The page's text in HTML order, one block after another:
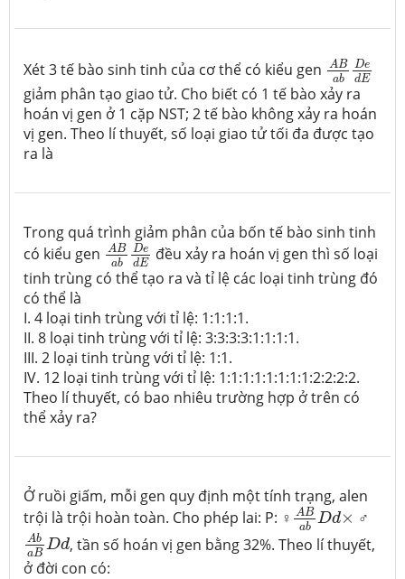
Xét 3 tế bào sinh tinh của cơ thể có kiểu gen AB
ab
De
dE
ABabD
giảm phân tạo giao tử. Cho biết có 1 tế bào xảy ra
hoán vị gen ở 1 cặp NST; 2 tế bào không xảy ra hoán
vị gen. Theo lí thuyết, số loại giao tử tối đa được tạo
ra là
Trong quá trình giảm phân của bốn tế bào sinh tinh
có kiểu gen
AB
ab
De
dE
ABabDedE
đều xảy ra hoán vị gen thì số loại
tinh trùng có thể tạo ra và tỉ lệ các loại tinh trùng đó
có thể là
I. 4 loại tinh trùng với tỉ lệ: 1:1:1:1.
II. 8 loại tinh trùng với tỉ lệ: 3:3:3:3:1:1:1:1.
III. 2 loại tinh trùng với tỉ lệ: 1:1.
IV. 12 loại tinh trùng với tỉ lệ: 1:1:1:1:1:1:1:1:2:2:2:2.
Theo lí thuyết, có bao nhiêu trường hợp ở trên có
thể xảy ra?
Ở ruồi giấm, mỗi gen quy định một tính trạng, alen
trội là trội hoàn toàn. Cho phép lai: P: ♀ AB
ab Dd×
ABabDd×
♂
Ab
aB Dd
Ab aB D d
, tần số hoán vị gen bằng 32%. Theo lí thuyết,
ở đời con có: